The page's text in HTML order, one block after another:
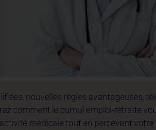
nouvelles règles avantageuses,
comment le cumul emploi-retraite
médicale tout en percevant votre